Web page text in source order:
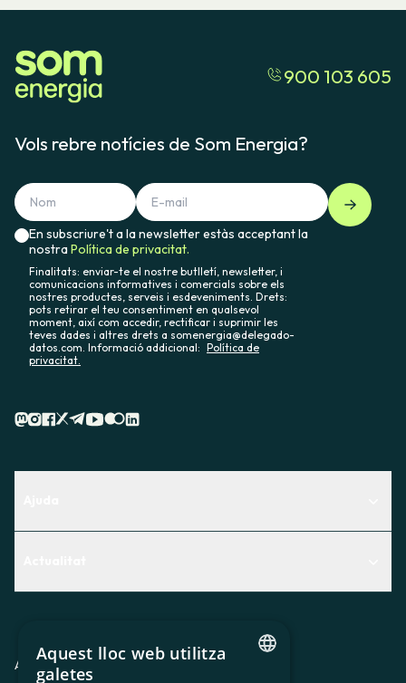
900 103 605
Vols rebre notícies de Som Energia?
En subscriure't a la newsletter estàs acceptant la
nostraPolítica de privacitat.
Finalitats: enviar-te el nostre butlletí, newsletter, i
comunicacions informatives i comercials sobre els
nostres productes, serveis i esdeveniments. Drets:
pots retirar el teu consentiment en qualsevol
moment, així com accedir, rectificar i suprimir les
teves dades i altres drets a somenergia@delegado-
datos.com. Informació addicional: Política de
privacitat.
Premsa
Avis legal Política de privacitatPolítica de cookies
Aquest lloc web utilitza
galetes